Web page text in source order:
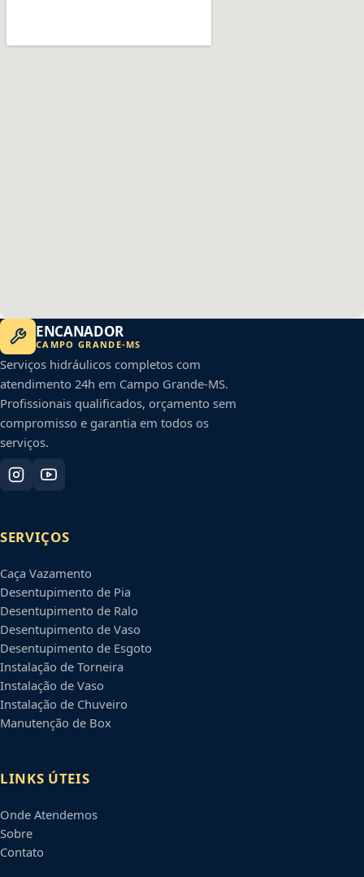
ENCANADOR
CAMPO GRANDE-MS
Serviços hidráulicos completos com
atendimento 24h em Campo Grande-MS.
Profissionais qualificados, orçamento sem
compromisso e garantia em todos os
serviços.
SERVIÇOS
Caça Vazamento
Desentupimento de Pia
Desentupimento de Ralo
Desentupimento de Vaso
Desentupimento de Esgoto
Instalação de Torneira
Instalação de Vaso
Instalação de Chuveiro
Manutenção de Box
LINKS ÚTEIS
Onde Atendemos
Sobre
Contato